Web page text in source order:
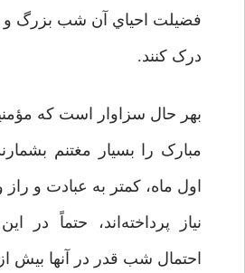
فضيلت احياي آن شب بزرگ و
درک کنند.
بهر حال سزاوار است که
مبارک را بسيار مغتنم
اول ماه، کمتر به عبادت و راز
نياز پرداخته‌اند، حتماً
احتمال شب قدر در آنها بيش